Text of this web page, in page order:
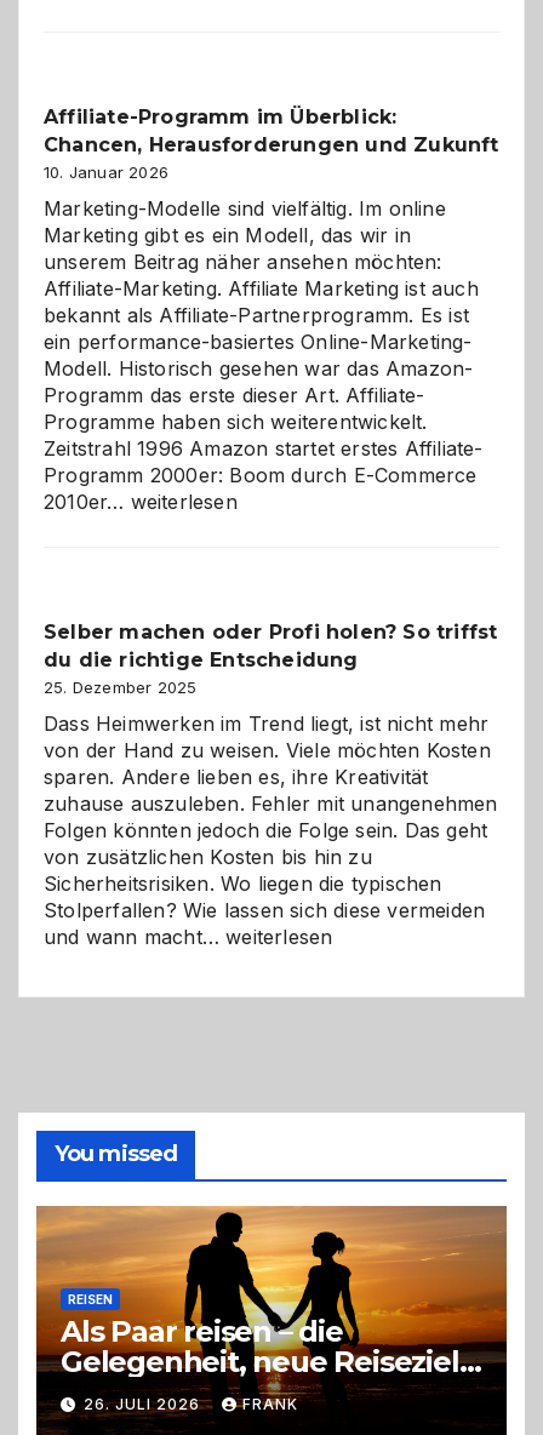
Affiliate-Programm im Überblick:
Chancen, Herausforderungen und Zukunft
10. Januar 2026
Marketing-Modelle sind vielfältig. Im online
Marketing gibt es ein Modell, das wir in
unserem Beitrag näher ansehen möchten:
Affiliate-Marketing. Affiliate Marketing ist auch
bekannt als Affiliate-Partnerprogramm. Es ist
ein performance-basiertes Online-Marketing-
Modell. Historisch gesehen war das Amazon-
Programm das erste dieser Art. Affiliate-
Programme haben sich weiterentwickelt.
Zeitstrahl 1996 Amazon startet erstes Affiliate-
Programm 2000er: Boom durch E-Commerce
2010er… Affiliate-
Herausforderungen
und
Zukunft
weiterlesen
Selber machen oder Profi holen? So triffst
du die richtige Entscheidung
25. Dezember 2025
Dass Heimwerken im Trend liegt, ist nicht mehr
von der Hand zu weisen. Viele möchten Kosten
sparen. Andere lieben es, ihre Kreativität
zuhause auszuleben. Fehler mit unangenehmen
Folgen könnten jedoch die Folge sein. Das geht
von zusätzlichen Kosten bis hin zu
Sicherheitsrisiken. Wo liegen die typischen
Stolperfallen? Wie lassen sich diese vermeiden
und wann macht…Selber
richtige
Entscheidung
weiterlesen
You missed
REISEN
Als Paar reisen – die
Gelegenheit, neue Reiseziele
zu entdecken
26. JULI 2026 FRANK